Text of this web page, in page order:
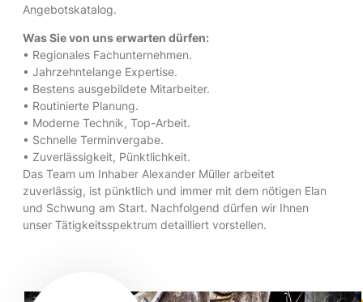
Angebotskatalog.
Was Sie von uns erwarten dürfen:
• Regionales Fachunternehmen.
• Jahrzehntelange Expertise.
• Bestens ausgebildete Mitarbeiter.
• Routinierte Planung.
• Moderne Technik, Top-Arbeit.
• Schnelle Terminvergabe.
• Zuverlässigkeit, Pünktlichkeit.
Das Team um Inhaber Alexander Müller arbeitet
zuverlässig, ist pünktlich und immer mit dem nötigen Elan
und Schwung am Start. Nachfolgend dürfen wir Ihnen
unser Tätigkeitsspektrum detailliert vorstellen.